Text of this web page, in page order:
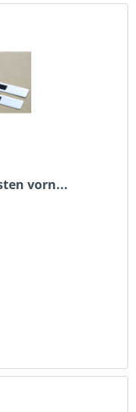
vorn...